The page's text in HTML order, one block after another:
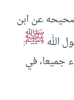
عن ابن
اللهﷺ:
جميعا، في